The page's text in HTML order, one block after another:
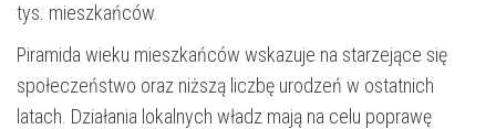
tys. mieszkańców.
Piramida wieku mieszkańców wskazuje na starzejące się
społeczeństwo oraz niższą liczbę urodzeń w ostatnich
latach. Działania lokalnych władz mają na celu poprawę